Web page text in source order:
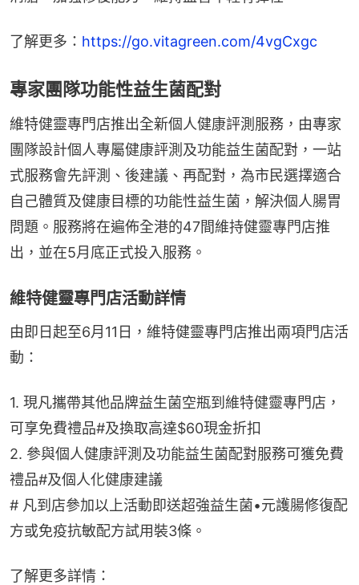
了解更多： https://go.vitagreen.com/4vgCxgc
專家團隊功能性益生菌配對
維特健靈專門店推出全新個人健康評測服務，由專家
團隊設計個人專屬健康評測及功能益生菌配對，一站
式服務會先評測、後建議、再配對，為市民選擇適合
自己體質及健康目標的功能性益生菌，解決個人腸胃
問題。服務將在遍佈全港的47間維持健靈專門店推
出，並在5月底正式投入服務。
維特健靈專門店活動詳情
由即日起至6月11日，維特健靈專門店推出兩項門店活
動：
1. 現凡攜帶其他品牌益生菌空瓶到維特健靈專門店，
可享免費禮品#及換取高達$60現金折扣
2. 參與個人健康評測及功能益生菌配對服務可獲免費
禮品#及個人化健康建議
# 凡到店參加以上活動即送超強益生菌•元護腸修復配
方或免疫抗敏配方試用裝3條。
了解更多詳情：